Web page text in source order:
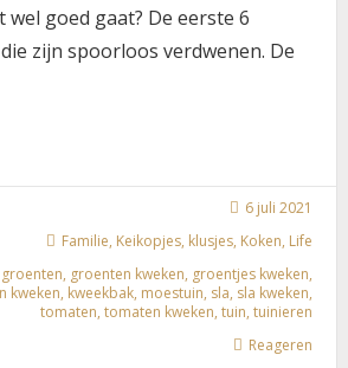
goed gaat? De eerste 6
zijn spoorloos verdwenen. De
6 juli 2021
Familie, Keikopjes, klusjes, Koken, Life
groenten, groenten kweken, groentjes kweken,
kweken, kweekbak, moestuin, sla, sla kweken,
tomaten,tomaten kweken,tuin,tuinieren
Reageren